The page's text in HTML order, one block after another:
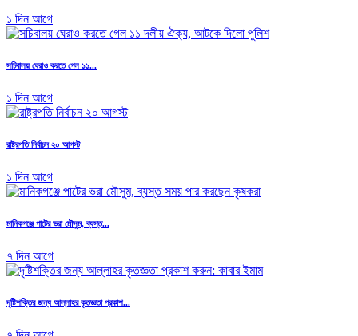
১ দিন আগে
সচিবালয় ঘেরাও করতে গেল ১১...
১ দিন আগে
রাষ্ট্রপতি নির্বাচন ২০ আগস্ট
১ দিন আগে
মানিকগঞ্জে পাটের ভরা মৌসুম, ব্যস্ত...
৭ দিন আগে
দৃষ্টিশক্তির জন্য আল্লাহর কৃতজ্ঞতা প্রকাশ...